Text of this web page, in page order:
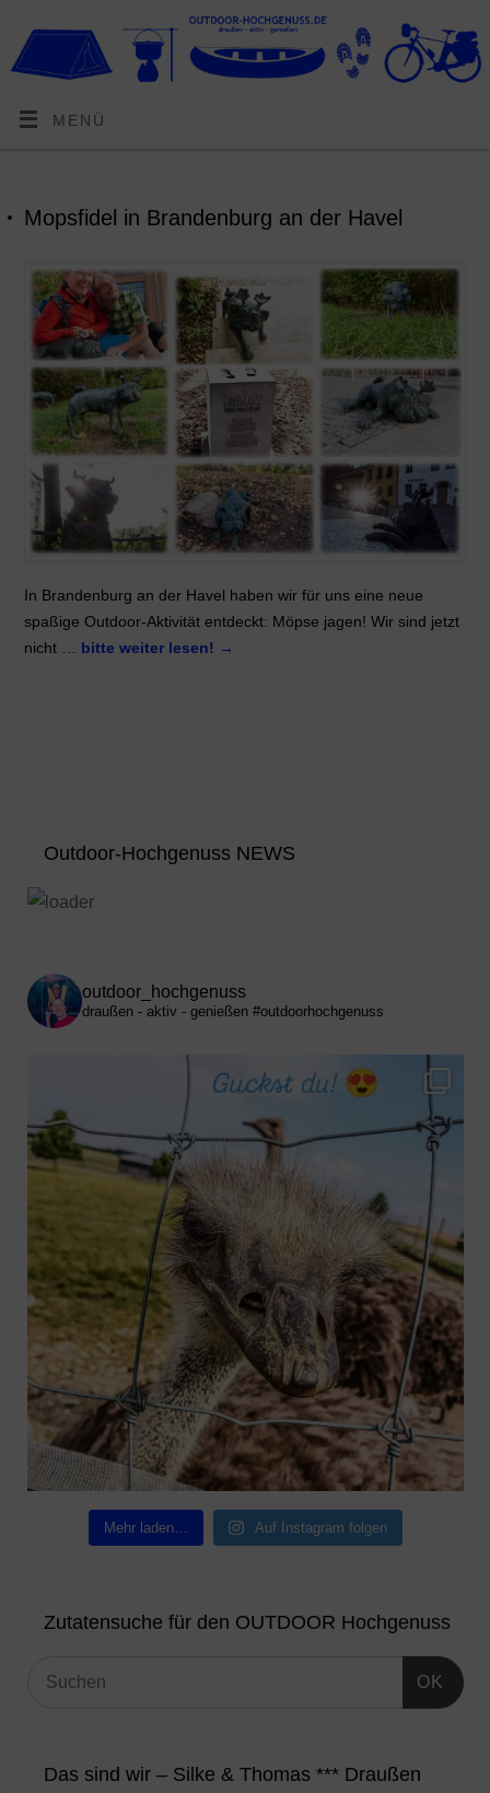
MENÜ
Mopsfidel in Brandenburg an der Havel
In Brandenburg an der Havel haben wir für uns eine neue
spaßige Outdoor-Aktivität entdeckt: Möpse jagen! Wir sind jetzt
nicht … bitte weiter lesen! →
Outdoor-Hochgenuss NEWS
outdoor_hochgenuss
draußen - aktiv - genießen #outdoorhochgenuss
Mehr laden… Auf Instagram folgen
Zutatensuche für den OUTDOOR Hochgenuss
OK
Das sind wir – Silke & Thomas *** Draußen